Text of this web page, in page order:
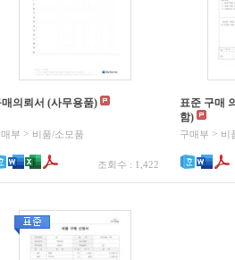
매의뢰서 (사무용품)
부 > 비품/소모품
조회수 : 1,422
표준 구매
함)
구매부 > 비